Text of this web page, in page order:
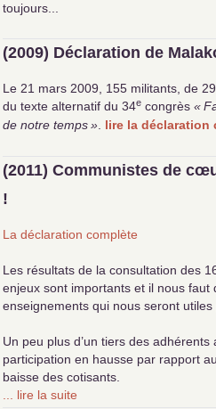
toujours...
(2009) Déclaration de
Le 21 mars 2009, 155 militants, de
du texte alternatif du 34e congrès «
de notre temps » lire la déclaration
(2011) Communistes de
!
La déclaration complète
Les résultats de la consultation des
enjeux sont importants et il nous
enseignements qui nous seront utiles
Un peu plus d’un tiers des
participation en hausse par rapport
baisse des cotisants.
... lire la suite